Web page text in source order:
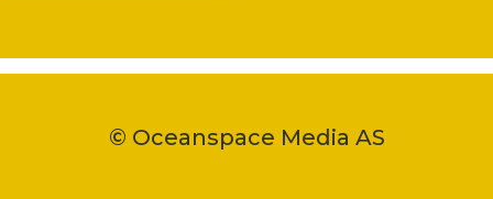
© Oceanspace Media AS